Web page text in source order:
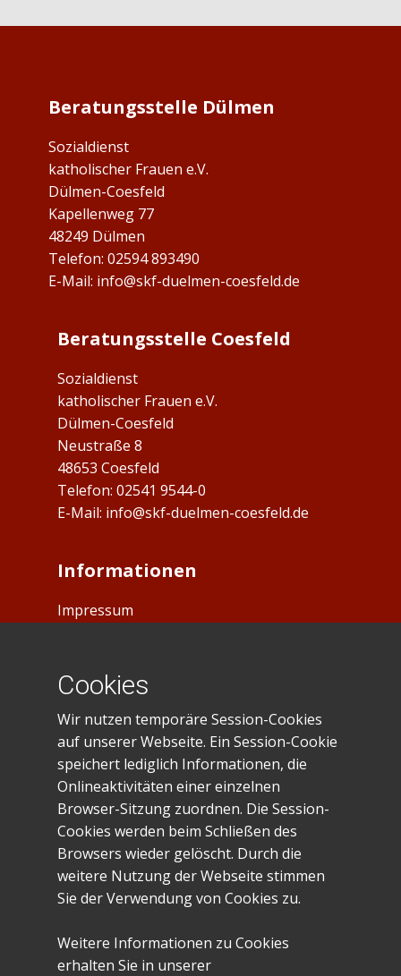
Beratungsstelle Dülmen
Sozialdienst
katholischer Frauen e.V.
Dülmen-Coesfeld
Kapellenweg 77
48249 Dülmen
Telefon: 02594 893490
E-Mail: info@skf-duelmen-coesfeld.de
Beratungsstelle Coesfeld
Sozialdienst
katholischer Frauen e.V.
Dülmen-Coesfeld
Neustraße 8
48653 Coesfeld
Telefon: ​02541 9544-0
E-Mail: info@skf-duelmen-coesfeld.de
Informationen
Impressum
Spendenkonto
IBAN: DE23401545300035028281
BIC: WELADE3WXXX
Sparkasse Westmünsterland
Gefördert von:
Cookies
Wir nutzen temporäre Session-Cookies
auf unserer Webseite. Ein Session-Cookie
speichert lediglich Informationen, die
Onlineaktivitäten einer einzelnen
Browser-Sitzung zuordnen. Die Session-
Cookies werden beim Schließen des
Browsers wieder gelöscht. Durch die
weitere Nutzung der Webseite stimmen
Sie der Verwendung von Cookies zu.
Weitere Informationen zu Cookies
erhalten Sie in unserer